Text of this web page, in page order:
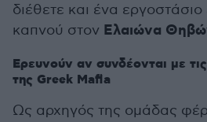
διέθετε και ένα
καπνού στον Ελαιώνα
Ερευνούν αν συνδέονται με
της Greek Mafia
Ως αρχηγός της ομάδας